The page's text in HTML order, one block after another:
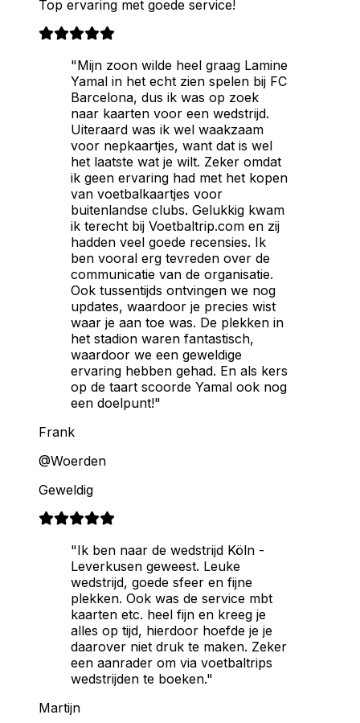
Top ervaring met goede service!
"Mijn zoon wilde heel graag Lamine
Yamal in het echt zien spelen bij FC
Barcelona, dus ik was op zoek
naar kaarten voor een wedstrijd.
Uiteraard was ik wel waakzaam
voor nepkaartjes, want dat is wel
het laatste wat je wilt. Zeker omdat
ik geen ervaring had met het kopen
van voetbalkaartjes voor
buitenlandse clubs. Gelukkig kwam
ik terecht bij Voetbaltrip.com en zij
hadden veel goede recensies. Ik
ben vooral erg tevreden over de
communicatie van de organisatie.
Ook tussentijds ontvingen we nog
updates, waardoor je precies wist
waar je aan toe was. De plekken in
het stadion waren fantastisch,
waardoor we een geweldige
ervaring hebben gehad. En als kers
op de taart scoorde Yamal ook nog
een doelpunt!"
Frank
@Woerden
Geweldig
"Ik ben naar de wedstrijd Köln -
Leverkusen geweest. Leuke
wedstrijd, goede sfeer en fijne
plekken. Ook was de service mbt
kaarten etc. heel fijn en kreeg je
alles op tijd, hierdoor hoefde je je
daarover niet druk te maken. Zeker
een aanrader om via voetbaltrips
wedstrijden te boeken."
Martijn